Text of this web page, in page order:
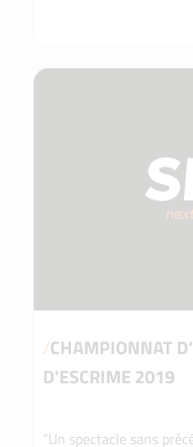
/CHAMPIONNAT
D'ESCRIME 2019
“Un spectacle sans